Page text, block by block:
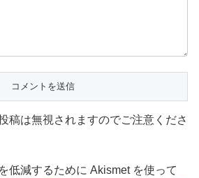
稿は無視されますのでご注意くださ
低減するために Akismet を使って